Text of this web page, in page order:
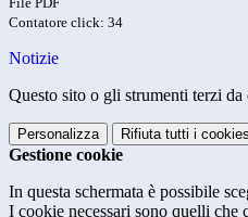
Contatore click: 34
Notizie
Questo sito o gli strumenti terzi
Personalizza Rifiuta tutti i cookies
Gestione cookie
In questa schermata è possibile
I cookie necessari sono quelli